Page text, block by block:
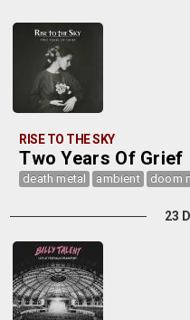
RISE TO THE SKY
Two Years Of Grief
death metal ambient doom
23